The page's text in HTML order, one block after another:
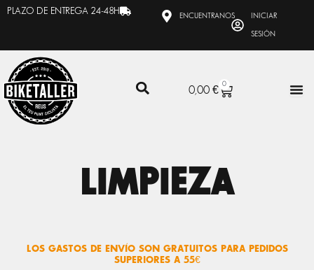
PLAZO DE ENTREGA 24-48H
ENCUENTRANOS INICIAR
SESIÓN
0,00€
0
CARRITO
LIMPIEZA
LOS GASTOS DE ENVÍO SON GRATUITOS PARA PEDIDOS
SUPERIORES A 55€